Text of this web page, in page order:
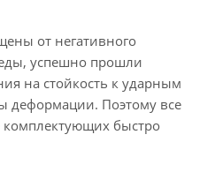
от негативного
успешно прошли
на стойкость к ударным
деформации. Поэтому все
комплектующих быстро